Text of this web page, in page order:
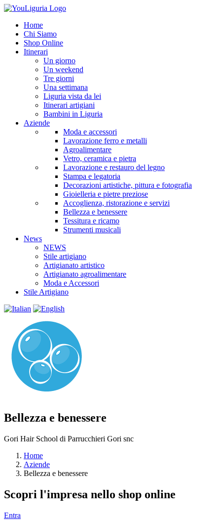
Home
Chi Siamo
Shop Online
Itinerari
Un giorno
Un weekend
Tre giorni
Una settimana
Liguria vista da lei
Itinerari artigiani
Bambini in Liguria
Aziende
Moda e accessori
Lavorazione ferro e metalli
Agroalimentare
Vetro, ceramica e pietra
Lavorazione e restauro del legno
Stampa e legatoria
Decorazioni artistiche, pittura e fotografia
Gioielleria e pietre preziose
Accoglienza, ristorazione e servizi
Bellezza e benessere
Tessitura e ricamo
Strumenti musicali
News
NEWS
Stile artigiano
Artigianato artistico
Artigianato agroalimentare
Moda e Accessori
Stile Artigiano
Bellezza e benessere
Gori Hair School di Parrucchieri Gori snc
Home
Aziende
Bellezza e benessere
Scopri l'impresa nello shop online
Entra